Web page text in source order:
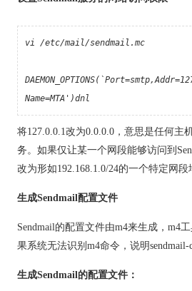
vi /etc/mail/sendmail.mc
Name=MTA')dnl
将127.0.0.1改为0.0.0.0，意思是任何主
务。如果仅让某一个网段能够访问到
改为形如192.168.1.0/24的一个特定网段
生成Sendmail配置文件
Sendmail的配置文件由m4来生成，m4
果系统无法识别m4命令，说明sendmail-
生成Sendmail的配置文件：